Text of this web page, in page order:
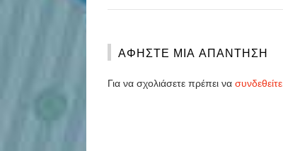
ΑΦΉΣΤΕ ΜΙΑ ΑΠΆΝΤΗΣΗ
Για να σχολιάσετε πρέπει να συνδεθείτε